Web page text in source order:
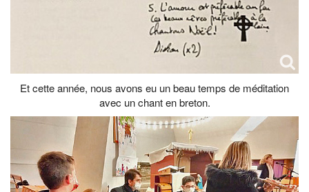
Et cette année, nous avons eu un beau temps de méditation
avec un chant en breton.